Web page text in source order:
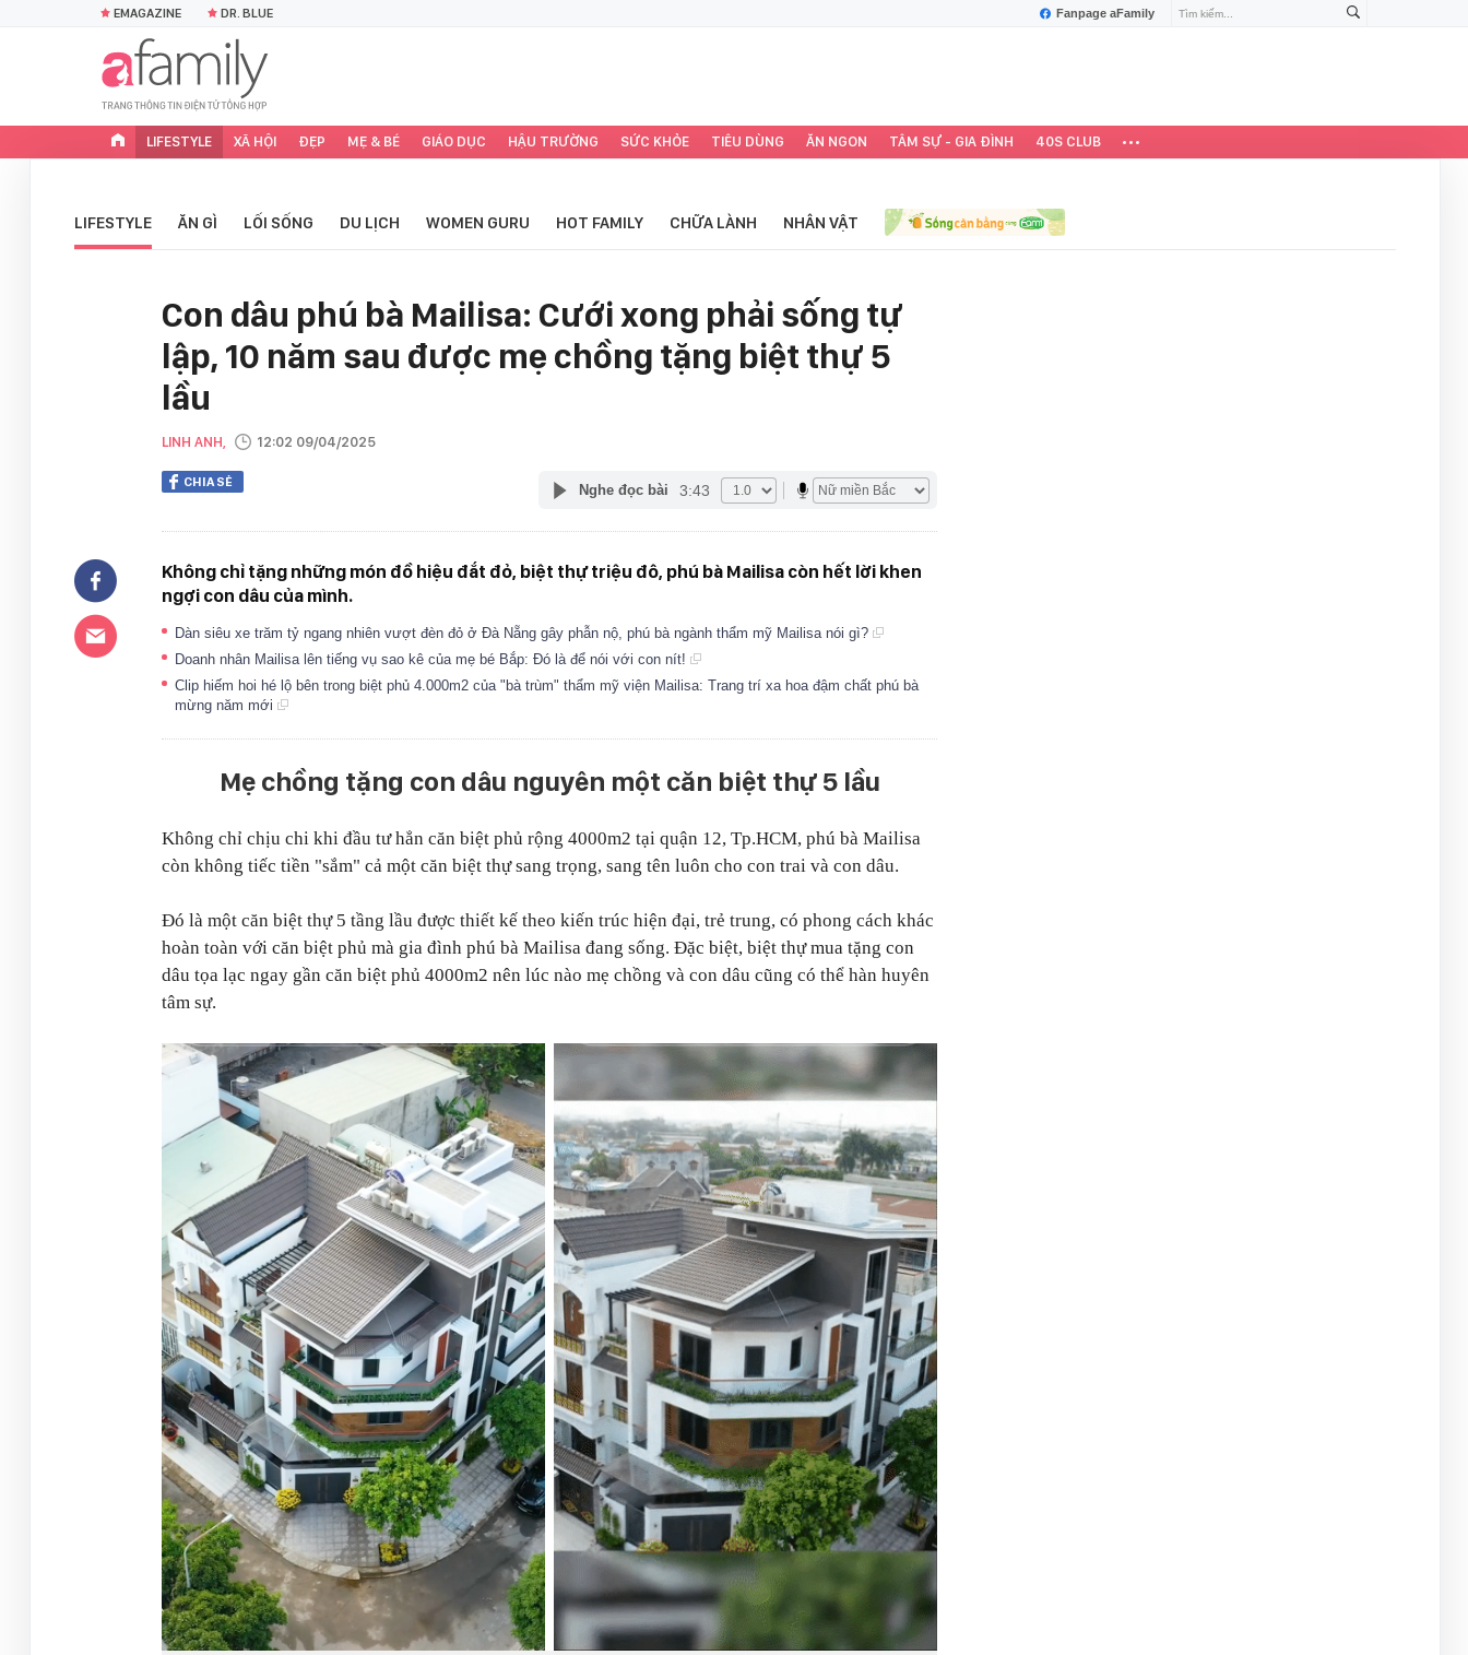
Fanpage aFamily
EMAGAZINE DR. BLUE
LIFESTYLE XÃ HỘI ĐẸP MẸ & BÉ GIÁO DỤC HẬU TRƯỜNG SỨC KHỎE TIÊU DÙNG ĂN NGON TÂM SỰ - GIA ĐÌNH 40S CLUB
LIFESTYLE ĂN GÌ LỐI SỐNG DU LỊCH WOMEN GURU HOT FAMILY CHỮA LÀNH NHÂN VẬT
Con dâu phú bà Mailisa: Cưới xong phải sống tự
lập, 10 năm sau được mẹ chồng tặng biệt thự 5
lầu
LINH ANH, 12:02 09/04/2025
CHIA SẺ Nghe đọc bài 3:43
Không chỉ tặng những món đồ hiệu đắt đỏ, biệt thự triệu đô, phú bà Mailisa còn hết lời khen
ngợi con dâu của mình.
Dàn siêu xe trăm tỷ ngang nhiên vượt đèn đỏ ở Đà Nẵng gây phẫn nộ, phú bà ngành thẩm mỹ Mailisa nói gì?
Doanh nhân Mailisa lên tiếng vụ sao kê của mẹ bé Bắp: Đó là để nói với con nít!
Clip hiếm hoi hé lộ bên trong biệt phủ 4.000m2 của "bà trùm" thẩm mỹ viện Mailisa: Trang trí xa hoa đậm chất phú bà
mừng năm mới
Mẹ chồng tặng con dâu nguyên một căn biệt thự 5 lầu
Không chỉ chịu chi khi đầu tư hẳn căn biệt phủ rộng 4000m2 tại quận 12, Tp.HCM, phú bà Mailisa
còn không tiếc tiền "sắm" cả một căn biệt thự sang trọng, sang tên luôn cho con trai và con dâu.
Đó là một căn biệt thự 5 tầng lầu được thiết kế theo kiến trúc hiện đại, trẻ trung, có phong cách khác
hoàn toàn với căn biệt phủ mà gia đình phú bà Mailisa đang sống. Đặc biệt, biệt thự mua tặng con
dâu tọa lạc ngay gần căn biệt phủ 4000m2 nên lúc nào mẹ chồng và con dâu cũng có thể hàn huyên
tâm sự.